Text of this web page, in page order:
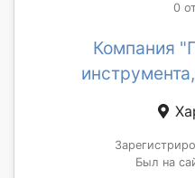
0
Компания
Был на